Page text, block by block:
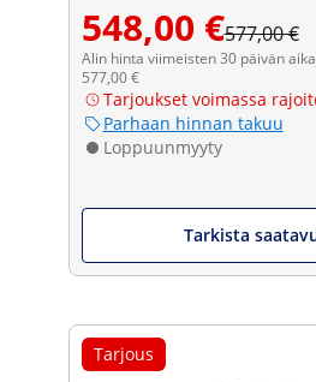
548,00 €577,00 €
Alin hinta viimeisten 30 päivän
577,00 €
Tarjoukset voimassa
Parhaan hinnan takuu
Loppuunmyyty
Tarkista
Tarjous